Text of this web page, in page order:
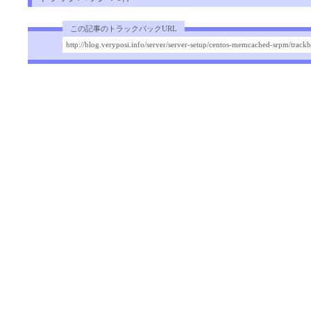
この記事のトラックバックURL
http://blog.veryposi.info/server/server-setup/centos-memcached-srpm/